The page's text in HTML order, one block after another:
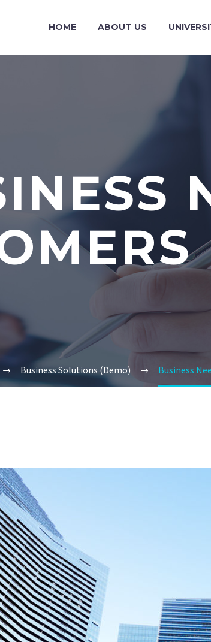
HOME ABOUT US
Business Solutions (Demo) Business